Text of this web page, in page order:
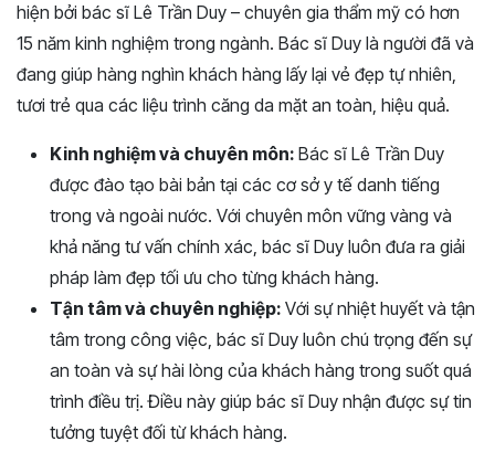
hiện bởi bác sĩ Lê Trần Duy – chuyên gia thẩm mỹ có hơn
15 năm kinh nghiệm trong ngành. Bác sĩ Duy là người đã và
đang giúp hàng nghìn khách hàng lấy lại vẻ đẹp tự nhiên,
tươi trẻ qua các liệu trình căng da mặt an toàn, hiệu quả.
Kinh nghiệm và chuyên môn: Bác sĩ Lê Trần Duy
được đào tạo bài bản tại các cơ sở y tế danh tiếng
trong và ngoài nước. Với chuyên môn vững vàng và
khả năng tư vấn chính xác, bác sĩ Duy luôn đưa ra giải
pháp làm đẹp tối ưu cho từng khách hàng.
Tận tâm và chuyên nghiệp: Với sự nhiệt huyết và tận
tâm trong công việc, bác sĩ Duy luôn chú trọng đến sự
an toàn và sự hài lòng của khách hàng trong suốt quá
trình điều trị. Điều này giúp bác sĩ Duy nhận được sự tin
tưởng tuyệt đối từ khách hàng.